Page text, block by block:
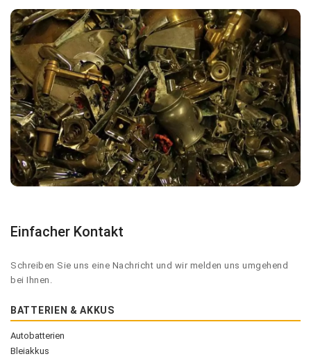
Einfacher Kontakt
Schreiben Sie uns eine Nachricht und wir melden uns umgehend
bei Ihnen.
BATTERIEN & AKKUS
Autobatterien
Bleiakkus